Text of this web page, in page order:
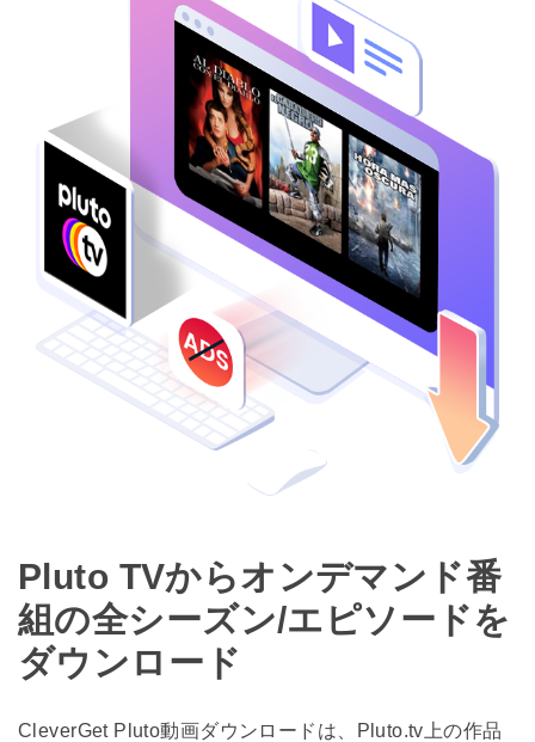
Pluto TVからオンデマンド番
組の全シーズン/エピソードを
ダウンロード
CleverGet Pluto動画ダウンロードは、Pluto.tv上の作品